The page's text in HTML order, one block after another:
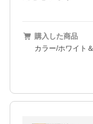
購入した商品
カラー/ホワイト